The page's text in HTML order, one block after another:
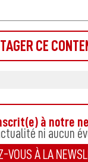
à notre
ni aucun
VOUS À LA